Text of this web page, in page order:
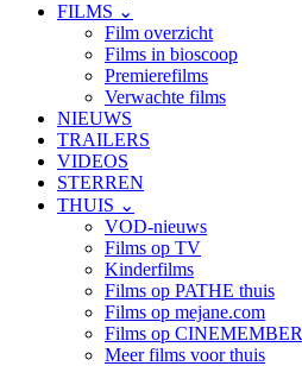
FILMS ⌄
Film overzicht
Films in bioscoop
Premierefilms
Verwachte films
NIEUWS
TRAILERS
VIDEOS
STERREN
THUIS ⌄
VOD-nieuws
Films op TV
Kinderfilms
Films op PATHE thuis
Films op mejane.com
Films op CINEMEMBER
Meer films voor thuis